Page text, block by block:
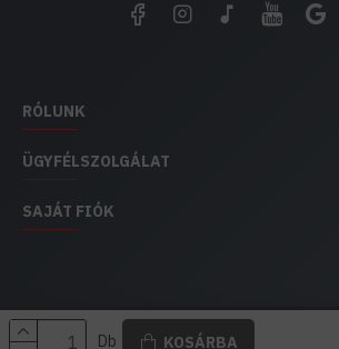
Db KOSÁRBA
RÓLUNK
ÜGYFÉLSZOLGÁLAT
SAJÁT FIÓK
EH IMPEX / Copyright © 1991-2025